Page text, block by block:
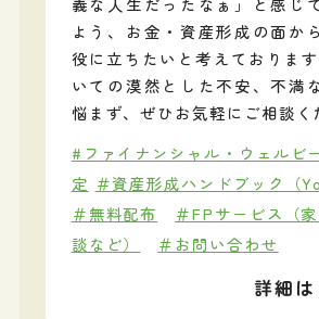
よう、お金・資産形成の面か
役に立ちたいと考えておりま
いての漠然とした不安、不満
悩まず、ぜひお気軽にご相談く
#ファイナンシャル・ウェルビ
定 ＃資産形成ハンドブック（
＃無料配布
＃FPサービス（
談など）
＃お問い合わせ
詳細